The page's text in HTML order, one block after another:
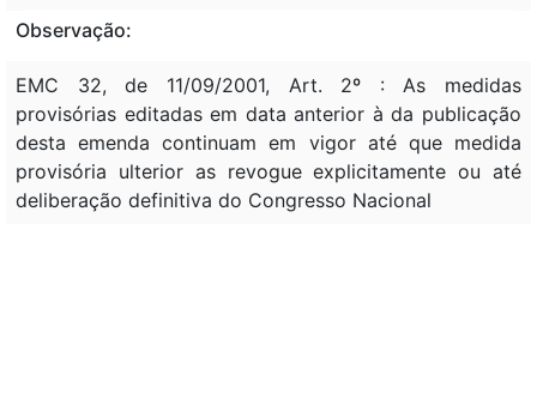
Observação:
EMC 32, de 11/09/2001, Art. 2º : As medidas
provisórias editadas em data anterior à da publicação
desta emenda continuam em vigor até que medida
provisória ulterior as revogue explicitamente ou até
deliberação definitiva do Congresso Nacional